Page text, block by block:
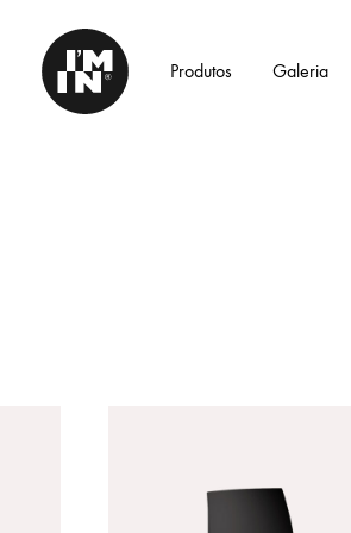
Produtos Galeria